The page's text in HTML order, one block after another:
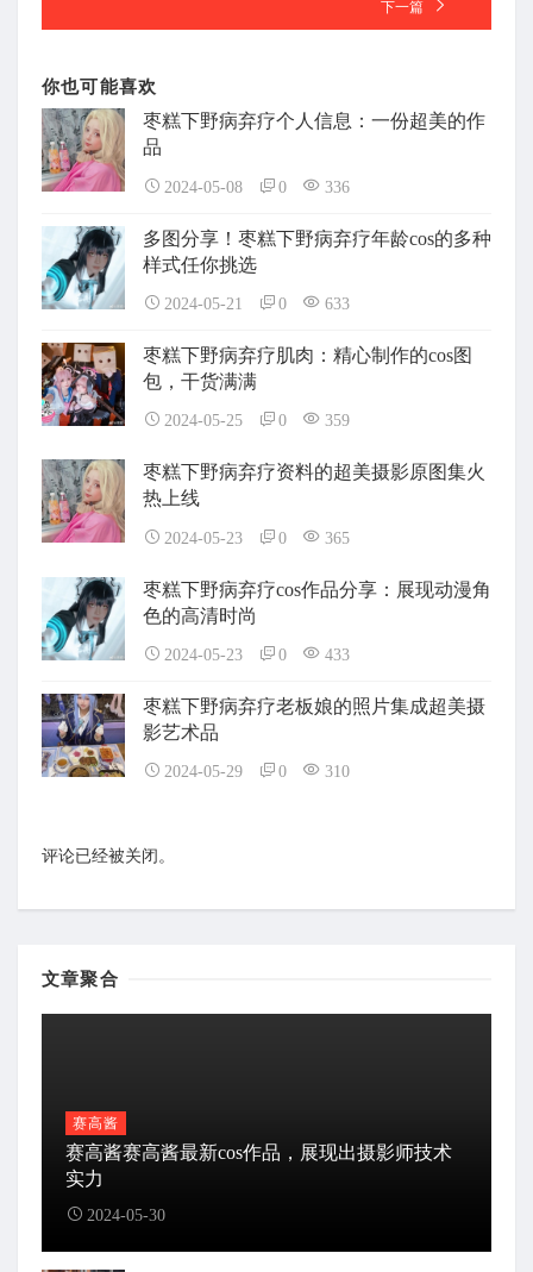
下一篇
你也可能喜欢
枣糕下野病弃疗个人信息：一份超美的作
品
2024-05-08 0 336
多图分享！枣糕下野病弃疗年龄cos的多种
样式任你挑选
2024-05-21 0 633
枣糕下野病弃疗肌肉：精心制作的cos图
包，干货满满
2024-05-25 0 359
枣糕下野病弃疗资料的超美摄影原图集火
热上线
2024-05-23 0 365
枣糕下野病弃疗cos作品分享：展现动漫角
色的高清时尚
2024-05-23 0 433
枣糕下野病弃疗老板娘的照片集成超美摄
影艺术品
2024-05-29 0 310
评论已经被关闭。
文章聚合
赛高酱
赛高酱赛高酱最新cos作品，展现出摄影师技术
实力
2024-05-30